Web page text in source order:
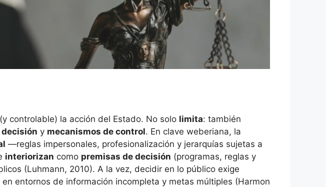
controlable) la acción del Estado. No solo limita: también
y mecanismos de control. En clave weberiana, la
—reglas impersonales, profesionalización y jerarquías sujetas a
interiorizan como premisas de decisión (programas, reglas y
(Luhmann, 2010). A la vez, decidir en lo público exige
entornos de información incompleta y metas múltiples (Harmon